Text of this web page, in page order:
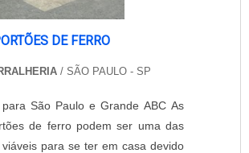
DE FERRO
/ SÃO PAULO - SP
para São Paulo e Grande ABC As
de ferro podem ser uma das
para se ter em casa devido